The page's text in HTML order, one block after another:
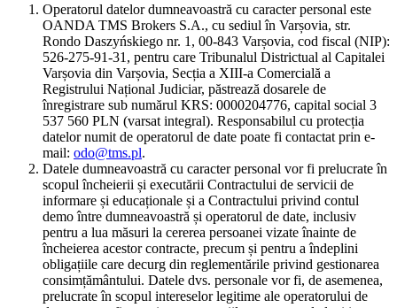
Operatorul datelor dumneavoastră cu caracter personal este
OANDA TMS Brokers S.A., cu sediul în Varșovia, str.
Rondo Daszyńskiego nr. 1, 00-843 Varșovia, cod fiscal (NIP):
526-275-91-31, pentru care Tribunalul Districtual al Capitalei
Varșovia din Varșovia, Secția a XIII-a Comercială a
Registrului Național Judiciar, păstrează dosarele de
înregistrare sub numărul KRS: 0000204776, capital social 3
537 560 PLN (varsat integral). Responsabilul cu protecția
datelor numit de operatorul de date poate fi contactat prin e-
mail: odo@tms.pl.
Datele dumneavoastră cu caracter personal vor fi prelucrate în
scopul încheierii și executării Contractului de servicii de
informare și educaționale și a Contractului privind contul
demo între dumneavoastră și operatorul de date, inclusiv
pentru a lua măsuri la cererea persoanei vizate înainte de
încheierea acestor contracte, precum și pentru a îndeplini
obligațiile care decurg din reglementările privind gestionarea
consimțământului. Datele dvs. personale vor fi, de asemenea,
prelucrate în scopul intereselor legitime ale operatorului de